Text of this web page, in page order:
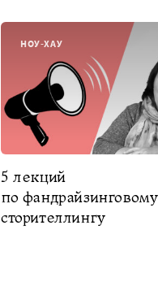
НОУ-ХАУ
5 лекций
по фандрайзинговому
сторителлингу